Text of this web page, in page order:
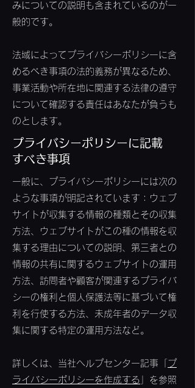
みについての説明も含まれているのが一
般的です。
法域によってプライバシーポリシーに含
めるべき事項の法的義務が異なるため、
事業活動や所在地に関連する法律の遵守
について確認する責任はあなたが負うも
のとします。
プライバシーポリシーに記載
すべき事項
一般に、プライバシーポリシーには次の
ような事項が明記されています：ウェブ
サイトが収集する情報の種類とその収集
方法、ウェブサイトがこの種の情報を収
集する理由についての説明、第三者との
情報の共有に関するウェブサイトの運用
方法、訪問者や顧客が関連するプライバ
シーの権利と個人保護法等に基づいて権
利を行使する方法、未成年者のデータ収
集に関する特定の運用方法など。
詳しくは、当社ヘルプセンター記事「 プ
ライバシーポリシーを作成する 」を参照